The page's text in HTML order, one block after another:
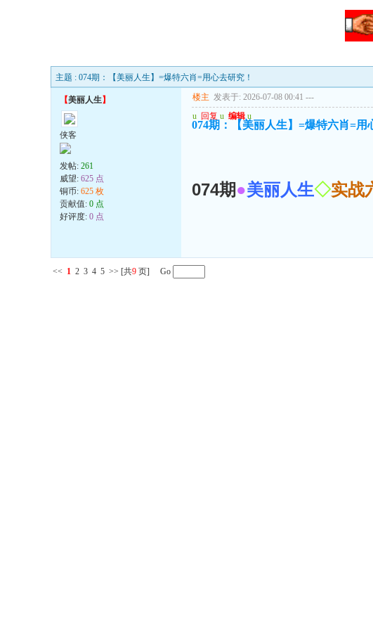
主题 : 074期：【美丽人生】=爆特六肖=用心去研究！
【美丽人生】
侠客
发帖: 261
威望: 625 点
铜币: 625 枚
贡献值: 0 点
好评度: 0 点
楼主 发表于: 2026-07-08 00:41 ---
u 回复 u 编辑 u
074期：【美丽人生】=爆特六肖=用
074期●美丽人生◇实战
<< 1 2 3 4 5 >> [共9 页] Go